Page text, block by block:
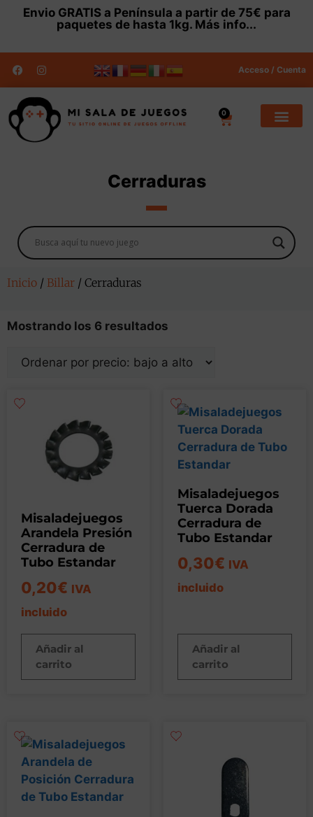
Envio GRATISa Península a partir de 75€ para
paquetes de hasta 1kg. Más info...
Acceso / Cuenta
0
Cerraduras
Inicio / Billar / Cerraduras
Mostrando los 6 resultados
Misaladejuegos
Arandela Presión
Cerradura de
Tubo Estandar
0,20€ IVA
incluido
Añadir al
carrito
Misaladejuegos
Tuerca Dorada
Cerradura de
Tubo Estandar
0,30€ IVA
incluido
Añadir al
carrito